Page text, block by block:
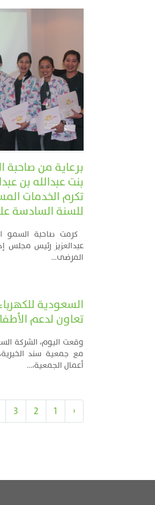
برعاية من صاحبة
بنت عبدالله بن
تكرم الخدمات
للسنة السادسة
كرمت صاحبة السمو
عبدالعزيز رئيس مجلس
المرضى...
السعودية
تعاون لدعم
وقعت اليوم، الشركة
مع جمعية سند
أعمال الجمعية،...
‹
1
2
3